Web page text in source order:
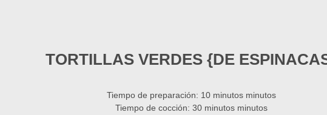
TORTILLAS VERDES {DE
Tiempo de preparación: 10minutos minutos
Tiempo de cocción: 30minutos minutos